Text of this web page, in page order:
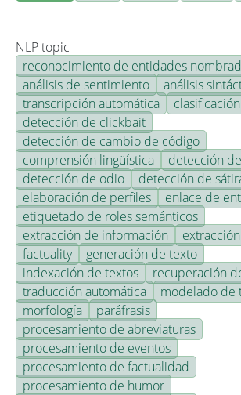
NLP topic
reconocimiento de entidades
análisis de sentimiento
análisis
transcripción automática
detección de clickbait
detección de cambio de código
comprensión lingüística
detección
detección de odio
detección de
elaboración de perfiles
enlace de
etiquetado de roles semánticos
extracción de información
factuality
generación de texto
indexación de textos
recuperación
traducción automática
modelado de
morfología
paráfrasis
procesamiento de abreviaturas
procesamiento de eventos
procesamiento de factualidad
procesamiento de humor